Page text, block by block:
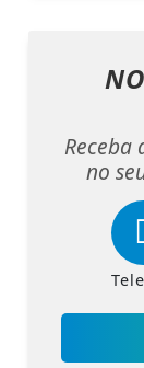
Receba
no